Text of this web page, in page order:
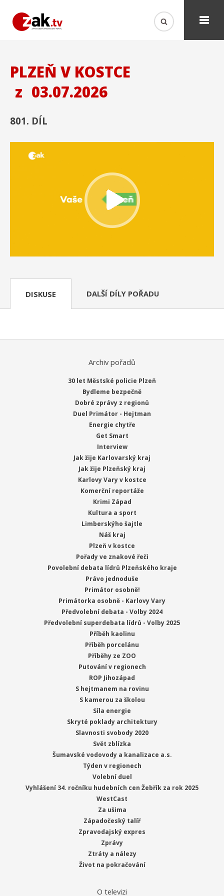
PLZEŇ V KOSTCE
z 03.07.2026
801. DÍL
DISKUSE DALŠÍ DÍLY POŘADU
Archiv pořadů
30 let Městské policie Plzeň
Bydleme bezpečně
Dobré zprávy z regionů
Duel Primátor - Hejtman
Energie chytře
Get Smart
Interview
Jak žije Karlovarský kraj
Jak žije Plzeňský kraj
Karlovy Vary v kostce
Komerční reportáže
Krimi Západ
Kultura a sport
Limberskýho šajtle
Náš kraj
Plzeň v kostce
Pořady ve znakové řeči
Povolební debata lídrů Plzeňského kraje
Právo jednoduše
Primátor osobně!
Primátorka osobně - Karlovy Vary
Předvolební debata - Volby 2024
Předvolební superdebata lídrů - Volby 2025
Příběh kaolinu
Příběh porcelánu
Příběhy ze ZOO
Putování v regionech
ROP Jihozápad
S hejtmanem na rovinu
S kamerou za školou
Síla energie
Skryté poklady architektury
Slavnosti svobody 2020
Svět zblízka
Šumavské vodovody a kanalizace a.s.
Týden v regionech
Volební duel
Vyhlášení 34. ročníku hudebních cen Žebřík za rok 2025
WestCast
Za ušima
Západočeský talíř
Zpravodajský expres
Zprávy
Ztráty a nálezy
Život na pokračování
O televizi